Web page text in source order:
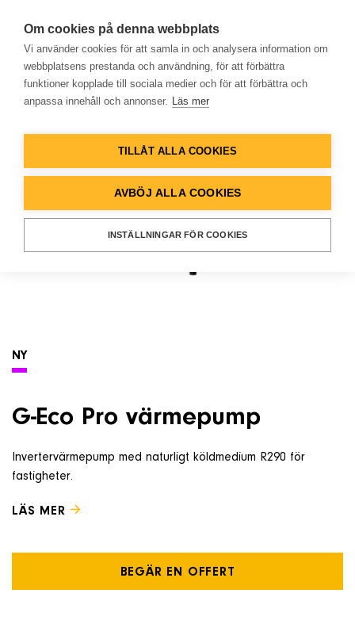
Hem
Lösningar
Om företaget
Kontakt & Support
NY
G-Eco Pro värmepump
Invertervärmepump med naturligt köldmedium R290 för
fastigheter.
LÄS MER
BEGÄR EN OFFERT
Om cookies på denna webbplats
Vi använder cookies för att samla in och analysera information om
webbplatsens prestanda och användning, för att förbättra
funktioner kopplade till sociala medier och för att förbättra och
anpassa innehåll och annonser. Läs mer
TILLÅT ALLA COOKIES
AVBÖJ ALLA COOKIES
INSTÄLLNINGAR FÖR COOKIES